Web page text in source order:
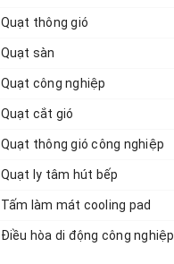
Quạt thông gió
Quạt sàn
Quạt công nghiệp
Quạt cắt gió
Quạt thông gió công nghiệp
Quạt ly tâm hút bếp
Tấm làm mát cooling pad
Điều hòa di động công nghiệp